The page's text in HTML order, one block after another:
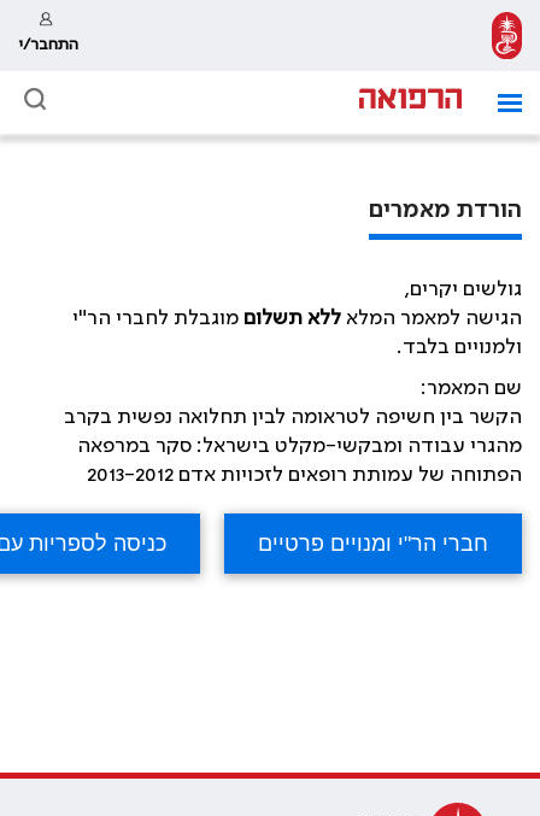
התחבר/י
הורדת מאמרים
גולשים יקרים,
הגישה למאמר המלא ללא תשלום מוגבלת לחברי הר"י
ולמנויים בלבד.
שם המאמר:
הקשר בין חשיפה לטראומה לבין תחלואה נפשית בקרב
מהגרי עבודה ומבקשי-מקלט בישראל: סקר במרפאה
הפתוחה של עמותת רופאים לזכויות אדם 2013-2012